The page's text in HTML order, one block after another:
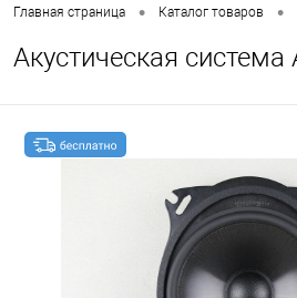
Главная страница • Каталог товаров •
Акустическая система